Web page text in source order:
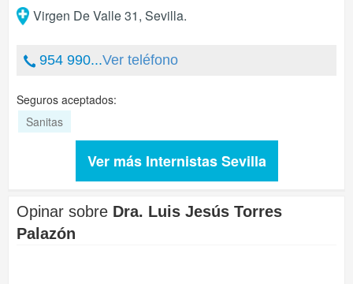
Virgen De Valle 31, Sevilla.
954 990...Ver teléfono
Seguros aceptados:
Sanitas
Ver más Internistas Sevilla
Opinar sobre Dra. Luis Jesús Torres
Palazón